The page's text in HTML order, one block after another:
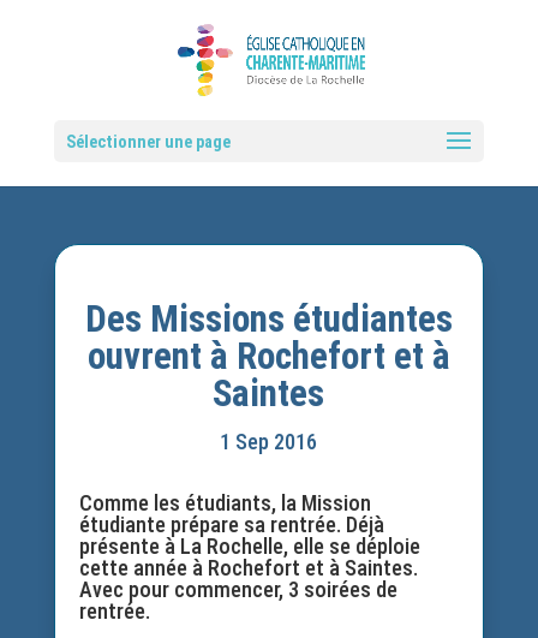
Sélectionner une page
Des Missions étudiantes
ouvrent à Rochefort et à
Saintes
1 Sep 2016
Comme les étudiants, la Mission
étudiante prépare sa rentrée. Déjà
présente à La Rochelle, elle se déploie
cette année à Rochefort et à Saintes.
Avec pour commencer, 3 soirées de
rentrée.